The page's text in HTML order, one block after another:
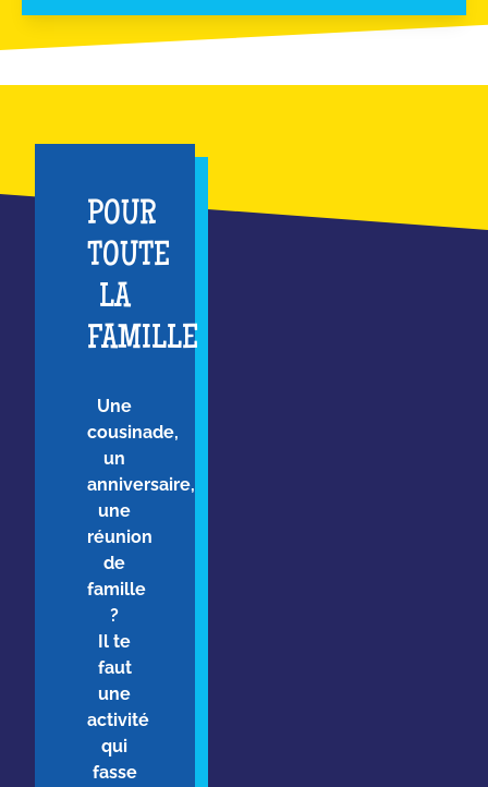
POUR
TOUTE
LA
FAMILLE
Une
cousinade,
un
anniversaire,
une
réunion
de
famille
?
Il te
faut
une
activité
qui
fasse